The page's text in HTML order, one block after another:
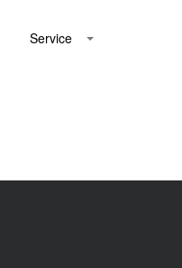
Service